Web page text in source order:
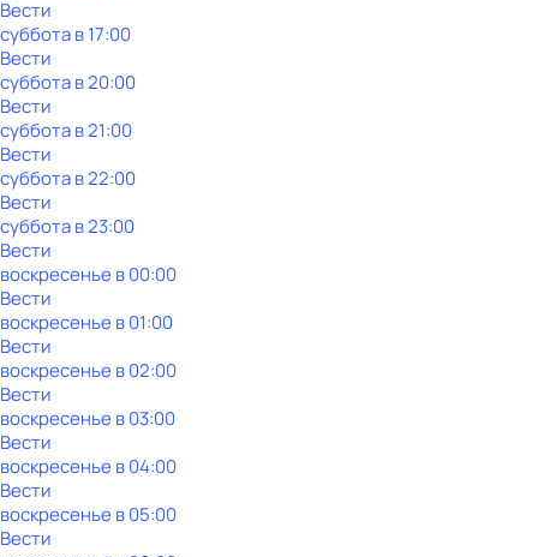
Вести
субботав17:00
Вести
субботав20:00
Вести
субботав21:00
Вести
субботав22:00
Вести
субботав23:00
Вести
воскресенье в00:00
Вести
воскресенье в01:00
Вести
воскресенье в02:00
Вести
воскресенье в03:00
Вести
воскресенье в04:00
Вести
воскресенье в05:00
Вести